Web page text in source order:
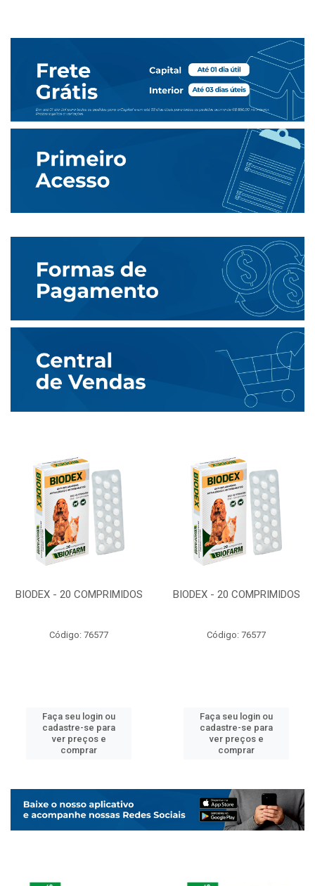
BIODEX - 20 COMPRIMIDOS
Código: 76577
Faça seu login ou
cadastre-se para
ver preços e
comprar
BIODEX - 20 COMPRIMIDOS
Código: 76577
Faça seu login ou
cadastre-se para
ver preços e
comprar